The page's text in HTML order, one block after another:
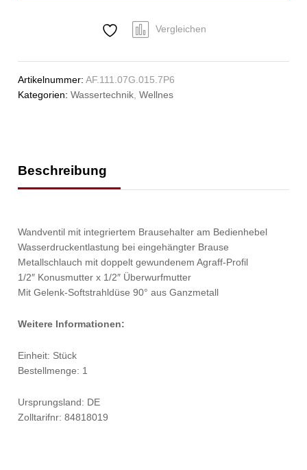
Vergleichen
Artikelnummer:AF.111.07G.015.7P6
Kategorien:Wassertechnik,Wellnes
Beschreibung
Wandventil mit integriertem Brausehalter am Bedienhebel
Wasserdruckentlastung bei eingehängter Brause
Metallschlauch mit doppelt gewundenem Agraff-Profil
1/2″ Konusmutter x 1/2″ Überwurfmutter
Mit Gelenk-Softstrahldüse 90° aus Ganzmetall
Weitere Informationen:
Einheit: Stück
Bestellmenge: 1
Ursprungsland: DE
Zolltarifnr: 84818019